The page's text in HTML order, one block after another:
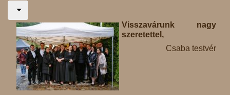
Visszavárunk nagy
szeretettel,
Csaba testvér